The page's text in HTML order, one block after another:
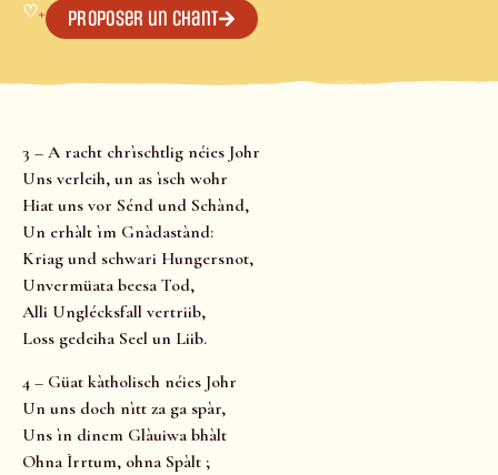
♡+ Proposer un chant
3 – A racht chrìschtlig néies Johr
Uns verleih, un as ìsch wohr
Hiat uns vor Sénd und Schànd,
Un erhàlt ìm Gnàdastànd:
Kriag und schwari Hungersnot,
Unvermüata beesa Tod,
Alli Unglécksfall vertriib,
Loss gedeiha Seel un Liib.
4 – Güat kàtholisch néies Johr
Un uns doch nìtt za ga spàr,
Uns ìn dinem Glàuiwa bhàlt
Ohna Ìrrtum, ohna Spàlt ;